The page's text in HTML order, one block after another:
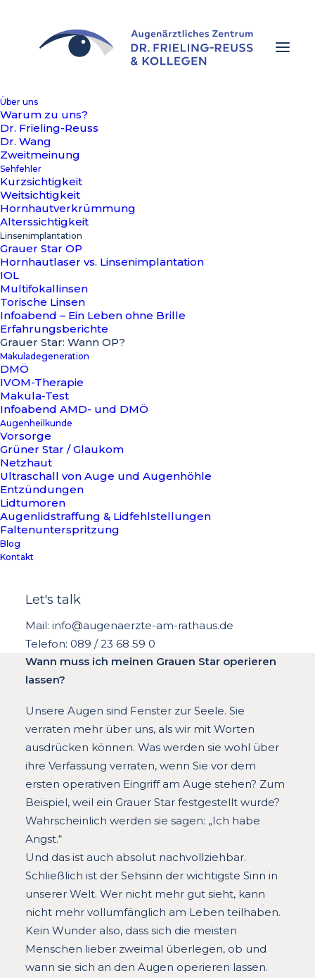
Über uns
Warum zu uns?
Dr. Frieling-Reuss
Dr. Wang
Zweitmeinung
Sehfehler
Kurzsichtigkeit
Weitsichtigkeit
Hornhautverkrümmung
Alterssichtigkeit
Linsenimplantation
Grauer Star OP
Hornhautlaser vs. Linsenimplantation
IOL
Multifokallinsen
Torische Linsen
Infoabend – Ein Leben ohne Brille
Erfahrungsberichte
Grauer Star: Wann OP?
Makuladegeneration
DMÖ
IVOM-Therapie
Makula-Test
Infoabend AMD- und DMÖ
Augenheilkunde
Vorsorge
Grüner Star / Glaukom
Netzhaut
Ultraschall von Auge und Augenhöhle
Entzündungen
Lidtumoren
Augenlidstraffung & Lidfehlstellungen
Faltenunterspritzung
Blog
Kontakt
Let's talk
Mail: info@augenaerzte-am-rathaus.de
Telefon: 089 / 23 68 59 0
Grauer Star
Wann muss ich meinen Grauen Star operieren
lassen?
Unsere Augen sind Fenster zur Seele. Sie
verraten mehr über uns, als wir mit Worten
ausdrücken können. Was werden sie wohl über
ihre Verfassung verraten, wenn Sie vor dem
ersten operativen Eingriff am Auge stehen? Zum
Beispiel, weil ein Grauer Star festgestellt wurde?
Wahrscheinlich werden sie sagen: „Ich habe
Angst.“
Und das ist auch absolut nachvollziehbar.
Schließlich ist der Sehsinn der wichtigste Sinn in
unserer Welt. Wer nicht mehr gut sieht, kann
nicht mehr vollumfänglich am Leben teilhaben.
Kein Wunder also, dass sich die meisten
Menschen lieber zweimal überlegen, ob und
wann sie sich an den Augen operieren lassen.